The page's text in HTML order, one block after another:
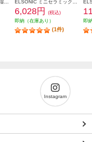
6,028円
(税込)
即納（在庫あり）
(1件)
即
Instagram